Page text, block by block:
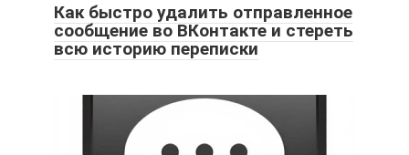
Как быстро удалить отправленное
сообщение во ВКонтакте и стереть
всю историю переписки